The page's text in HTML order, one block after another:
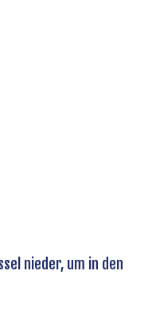
nieder, um in den